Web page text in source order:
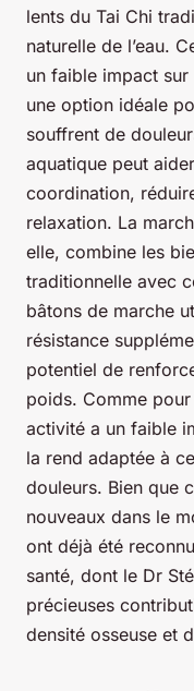
lents du Tai Chi
naturelle de l’eau.
un faible impact
une option idéale
souffrent de
aquatique peut
coordination,
relaxation. La
elle, combine les
traditionnelle avec
bâtons de marche
résistance
potentiel de
poids. Comme
activité a un faible
la rend adaptée à
douleurs. Bien que
nouveaux dans le
ont déjà été
santé, dont le Dr
précieuses
densité osseuse et